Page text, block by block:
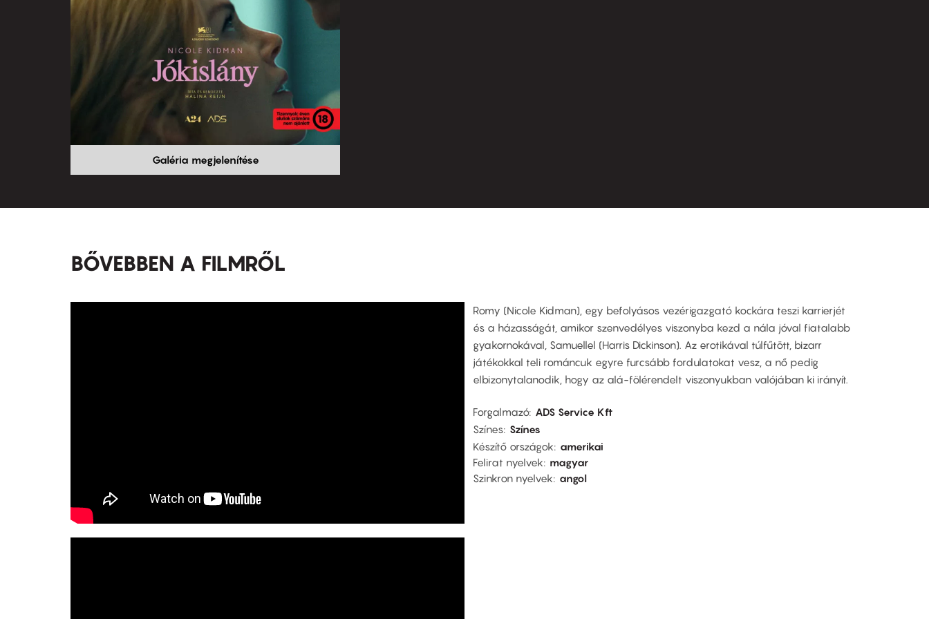
Galéria megjelenítése
BŐVEBBEN A FILMRŐL
Romy (Nicole Kidman), egy befolyásos vezérigazgató kockára teszi karrierjét
és a házasságát, amikor szenvedélyes viszonyba kezd a nála jóval fiatalabb
gyakornokával, Samuellel (Harris Dickinson). Az erotikával túlfűtött, bizarr
játékokkal teli románcuk egyre furcsább fordulatokat vesz, a nő pedig
elbizonytalanodik, hogy az alá-fölérendelt viszonyukban valójában ki irányít.
Forgalmazó ADS Service Kft
Színes Színes
Készítő országok
amerikai
Felirat nyelvek
magyar
Szinkron nyelvek
angol